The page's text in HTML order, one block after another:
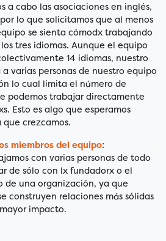
a cabo las asociaciones en inglés,
lo que solicitamos que al menos
se sienta cómodx trabajando
tres idiomas. Aunque el equipo
14 idiomas, nuestro
varias personas de nuestro equipo
lo cual limita el número de
podemos trabajar directamente
Esto es algo que esperamos
crezcamos.
miembros del equipo:
con varias personas de todo
de sólo con lx fundadorx o el
de una organización, ya que
construyen relaciones más sólidas
impacto.